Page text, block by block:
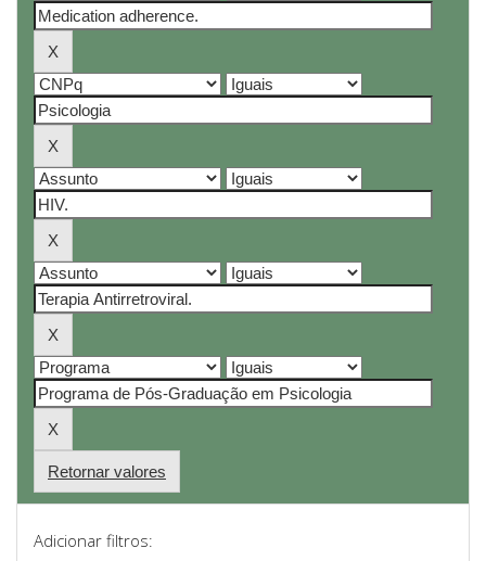
Retornar valores
Adicionar filtros: